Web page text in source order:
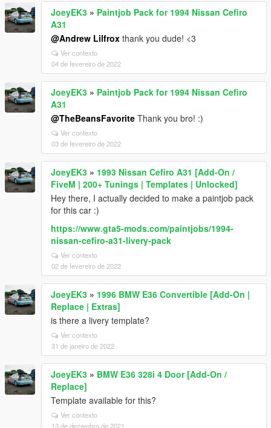
JoeyEK3 » Paintjob Pack for 1994 Nissan Cefiro
A31
@Andrew Lilfrox thank you dude! <3
Ver contexto
04 de fevereiro de 2022
JoeyEK3 » Paintjob Pack for 1994 Nissan Cefiro
A31
@TheBeansFavorite Thank you bro! :)
Ver contexto
03 de fevereiro de 2022
JoeyEK3 » 1993 Nissan Cefiro A31 [Add-On /
FiveM | 200+ Tunings | Templates | Unlocked]
Hey there, I actually decided to make a paintjob pack
for this car :)
https://www.gta5-mods.com/paintjobs/1994-
nissan-cefiro-a31-livery-pack
Ver contexto
02 de fevereiro de 2022
JoeyEK3 » 1996 BMW E36 Convertible [Add-On |
Replace | Extras]
is there a livery template?
Ver contexto
31 de janeiro de 2022
JoeyEK3 » BMW E36 328i 4 Door [Add-On /
Replace]
Template available for this?
Ver contexto
13 de dezembro de 2021